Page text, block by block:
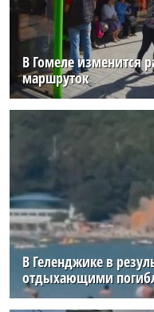
В Гомеле изменится
маршруток
В Геленджике в
отдыхающими